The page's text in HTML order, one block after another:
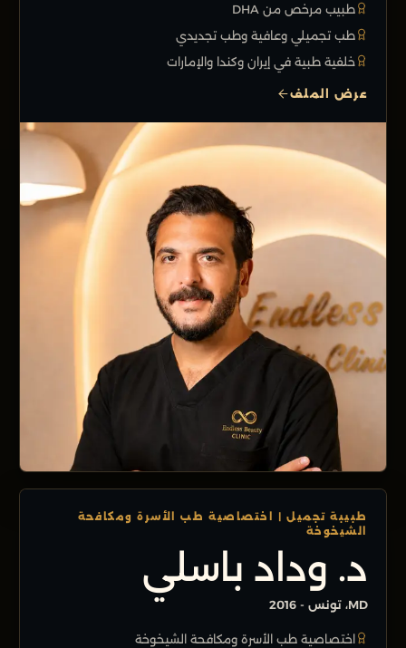
طبيب مرخص من DHA
طب تجميلي وعافية وطب تجديدي
خلفية طبية في إيران وكندا والإمارات
عرض الملف
طبيبة تجميل | اختصاصية طب الأسرة ومكافحة
الشيخوخة
د. وداد باسلي
MD، تونس - 2016
اختصاصية طب الأسرة ومكافحة الشيخوخة